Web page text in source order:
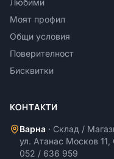
Любими
Моят профил
Общи условия
Поверителност
Бисквитки
КОНТАКТИ
Варна · Склад /
ул. Атанас Москов
052 / 636 959